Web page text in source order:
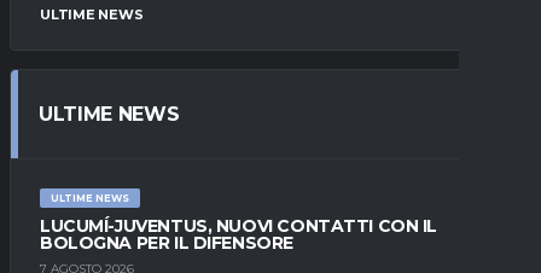
ULTIME NEWS
ULTIME NEWS
ULTIME NEWS
LUCUMÍ-JUVENTUS, NUOVI CONTATTI CON IL
BOLOGNA PER IL DIFENSORE
7 AGOSTO 2026